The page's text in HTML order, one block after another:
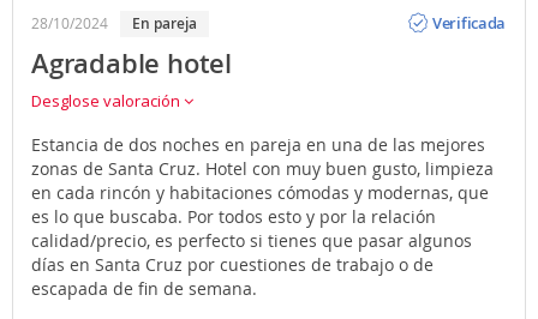
28/10/2024 en pareja
Verificada
Agradable hotel
Desglose valoración
Estancia de dos noches en pareja en una de las mejores
zonas de Santa Cruz. Hotel con muy buen gusto, limpieza
en cada rincón y habitaciones cómodas y modernas, que
es lo que buscaba. Por todos esto y por la relación
calidad/precio, es perfecto si tienes que pasar algunos
días en Santa Cruz por cuestiones de trabajo o de
escapada de fin de semana.